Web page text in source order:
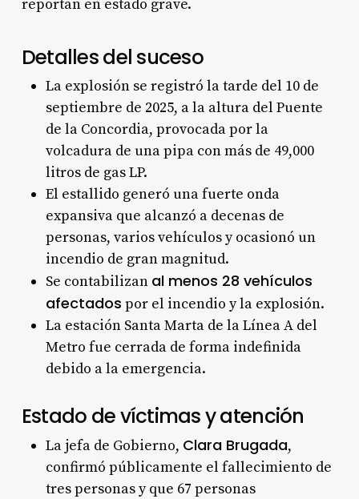
reportan en estado grave.
Detalles del suceso
La explosión se registró la tarde del 10 de
septiembre de 2025, a la altura del Puente
de la Concordia, provocada por la
volcadura de una pipa con más de 49,000
litros de gas LP.
El estallido generó una fuerte onda
expansiva que alcanzó a decenas de
personas, varios vehículos y ocasionó un
incendio de gran magnitud.
Se contabilizan al menos 28 vehículos
afectados por el incendio y la explosión.
La estación Santa Marta de la Línea A del
Metro fue cerrada de forma indefinida
debido a la emergencia.
Estado de víctimas y atención
La jefa de Gobierno, Clara Brugada,
confirmó públicamente el fallecimiento de
tres personas y que 67 personas